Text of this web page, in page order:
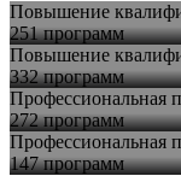
Повышение
251 программ
Повышение
332 программ
Профессиональная
272 программ
Профессиональная
147 программ